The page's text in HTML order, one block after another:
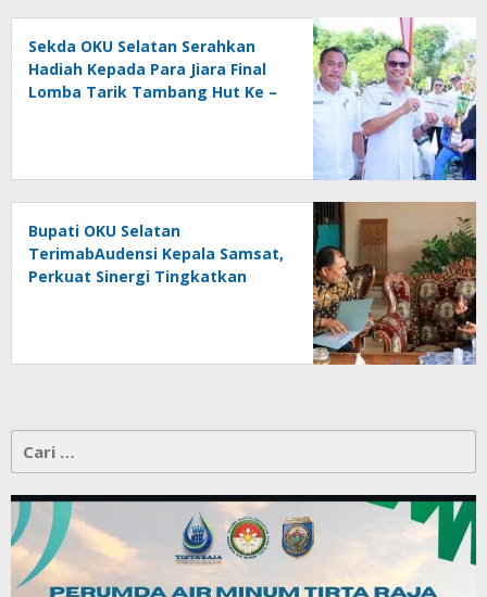
Sekda OKU Selatan Serahkan
Hadiah Kepada Para Jiara Final
Lomba Tarik Tambang Hut Ke –
Bupati OKU Selatan
TerimabAudensi Kepala Samsat,
Perkuat Sinergi Tingkatkan
untuk: